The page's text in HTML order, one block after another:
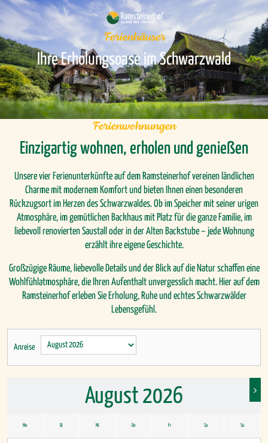
Ferienhäuser
Ihre Erholungsoase im Schwarzwald
Ferienwohnungen
Einzigartig wohnen, erholen und genießen
Unsere vier Ferienunterkünfte auf dem Ramsteinerhof vereinen ländlichen
Charme mit modernem Komfort und bieten Ihnen einen besonderen
Rückzugsort im Herzen des Schwarzwaldes. Ob im Speicher mit seiner urigen
Atmosphäre, im gemütlichen Backhaus mit Platz für die ganze Familie, im
liebevoll renovierten Saustall oder in der Alten Backstube – jede Wohnung
erzählt ihre eigene Geschichte.
Großzügige Räume, liebevolle Details und der Blick auf die Natur schaffen eine
Wohlfühlatmosphäre, die Ihren Aufenthalt unvergesslich macht. Hier auf dem
Ramsteinerhof erleben Sie Erholung, Ruhe und echtes Schwarzwälder
Lebensgefühl.
Anreise
August 2026
Mo Di Mi Do Fr Sa So